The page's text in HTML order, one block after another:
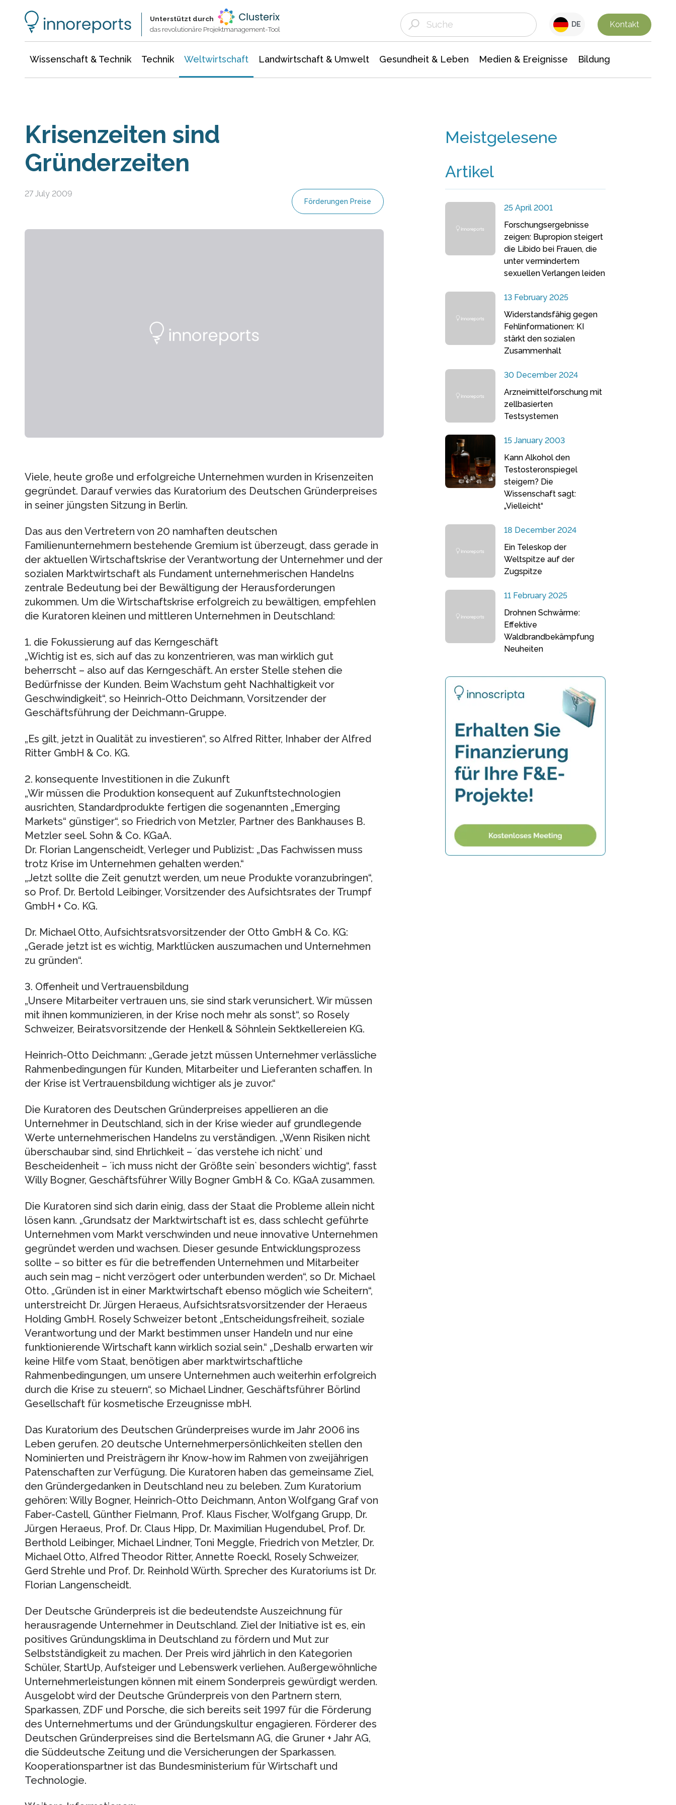
Unterstützt durch
das revolutionäre Projektmanagement-Tool
DE Kontakt
Wissenschaft & Technik Technik Weltwirtschaft Landwirtschaft & Umwelt Gesundheit & Leben Medien & Ereignisse Bildung
Krisenzeiten sind
Gründerzeiten
27 July 2009
Förderungen Preise
Viele, heute große und erfolgreiche Unternehmen wurden in Krisenzeiten
gegründet. Darauf verwies das Kuratorium des Deutschen Gründerpreises
in seiner jüngsten Sitzung in Berlin.
Das aus den Vertretern von 20 namhaften deutschen
Familienunternehmern bestehende Gremium ist überzeugt, dass gerade in
der aktuellen Wirtschaftskrise der Verantwortung der Unternehmer und der
sozialen Marktwirtschaft als Fundament unternehmerischen Handelns
zentrale Bedeutung bei der Bewältigung der Herausforderungen
zukommen. Um die Wirtschaftskrise erfolgreich zu bewältigen, empfehlen
die Kuratoren kleinen und mittleren Unternehmen in Deutschland:
1. die Fokussierung auf das Kerngeschäft
„Wichtig ist es, sich auf das zu konzentrieren, was man wirklich gut
beherrscht – also auf das Kerngeschäft. An erster Stelle stehen die
Bedürfnisse der Kunden. Beim Wachstum geht Nachhaltigkeit vor
Geschwindigkeit“, so Heinrich-Otto Deichmann, Vorsitzender der
Geschäftsführung der Deichmann-Gruppe.
„Es gilt, jetzt in Qualität zu investieren“, so Alfred Ritter, Inhaber der Alfred
Ritter GmbH & Co. KG.
2. konsequente Investitionen in die Zukunft
„Wir müssen die Produktion konsequent auf Zukunftstechnologien
ausrichten, Standardprodukte fertigen die sogenannten „Emerging
Markets“ günstiger“, so Friedrich von Metzler, Partner des Bankhauses B.
Metzler seel. Sohn & Co. KGaA.
Dr. Florian Langenscheidt, Verleger und Publizist: „Das Fachwissen muss
trotz Krise im Unternehmen gehalten werden.“
„Jetzt sollte die Zeit genutzt werden, um neue Produkte voranzubringen“,
so Prof. Dr. Bertold Leibinger, Vorsitzender des Aufsichtsrates der Trumpf
GmbH + Co. KG.
Dr. Michael Otto, Aufsichtsratsvorsitzender der Otto GmbH & Co. KG:
„Gerade jetzt ist es wichtig, Marktlücken auszumachen und Unternehmen
zu gründen“.
3. Offenheit und Vertrauensbildung
„Unsere Mitarbeiter vertrauen uns, sie sind stark verunsichert. Wir müssen
mit ihnen kommunizieren, in der Krise noch mehr als sonst“, so Rosely
Schweizer, Beiratsvorsitzende der Henkell & Söhnlein Sektkellereien KG.
Heinrich-Otto Deichmann: „Gerade jetzt müssen Unternehmer verlässliche
Rahmenbedingungen für Kunden, Mitarbeiter und Lieferanten schaffen. In
der Krise ist Vertrauensbildung wichtiger als je zuvor.“
Die Kuratoren des Deutschen Gründerpreises appellieren an die
Unternehmer in Deutschland, sich in der Krise wieder auf grundlegende
Werte unternehmerischen Handelns zu verständigen. „Wenn Risiken nicht
überschaubar sind, sind Ehrlichkeit – ´das verstehe ich nicht` und
Bescheidenheit – ´ich muss nicht der Größte sein` besonders wichtig“, fasst
Willy Bogner, Geschäftsführer Willy Bogner GmbH & Co. KGaA zusammen.
Die Kuratoren sind sich darin einig, dass der Staat die Probleme allein nicht
lösen kann. „Grundsatz der Marktwirtschaft ist es, dass schlecht geführte
Unternehmen vom Markt verschwinden und neue innovative Unternehmen
gegründet werden und wachsen. Dieser gesunde Entwicklungsprozess
sollte – so bitter es für die betreffenden Unternehmen und Mitarbeiter
auch sein mag – nicht verzögert oder unterbunden werden“, so Dr. Michael
Otto. „Gründen ist in einer Marktwirtschaft ebenso möglich wie Scheitern“,
unterstreicht Dr. Jürgen Heraeus, Aufsichtsratsvorsitzender der Heraeus
Holding GmbH. Rosely Schweizer betont „Entscheidungsfreiheit, soziale
Verantwortung und der Markt bestimmen unser Handeln und nur eine
funktionierende Wirtschaft kann wirklich sozial sein.“ „Deshalb erwarten wir
keine Hilfe vom Staat, benötigen aber marktwirtschaftliche
Rahmenbedingungen, um unsere Unternehmen auch weiterhin erfolgreich
durch die Krise zu steuern“, so Michael Lindner, Geschäftsführer Börlind
Gesellschaft für kosmetische Erzeugnisse mbH.
Das Kuratorium des Deutschen Gründerpreises wurde im Jahr 2006 ins
Leben gerufen. 20 deutsche Unternehmerpersönlichkeiten stellen den
Nominierten und Preisträgern ihr Know-how im Rahmen von zweijährigen
Patenschaften zur Verfügung. Die Kuratoren haben das gemeinsame Ziel,
den Gründergedanken in Deutschland neu zu beleben. Zum Kuratorium
gehören: Willy Bogner, Heinrich-Otto Deichmann, Anton Wolfgang Graf von
Faber-Castell, Günther Fielmann, Prof. Klaus Fischer, Wolfgang Grupp, Dr.
Jürgen Heraeus, Prof. Dr. Claus Hipp, Dr. Maximilian Hugendubel, Prof. Dr.
Berthold Leibinger, Michael Lindner, Toni Meggle, Friedrich von Metzler, Dr.
Michael Otto, Alfred Theodor Ritter, Annette Roeckl, Rosely Schweizer,
Gerd Strehle und Prof. Dr. Reinhold Würth. Sprecher des Kuratoriums ist Dr.
Florian Langenscheidt.
Der Deutsche Gründerpreis ist die bedeutendste Auszeichnung für
herausragende Unternehmer in Deutschland. Ziel der Initiative ist es, ein
positives Gründungsklima in Deutschland zu fördern und Mut zur
Selbstständigkeit zu machen. Der Preis wird jährlich in den Kategorien
Schüler, StartUp, Aufsteiger und Lebenswerk verliehen. Außergewöhnliche
Unternehmerleistungen können mit einem Sonderpreis gewürdigt werden.
Ausgelobt wird der Deutsche Gründerpreis von den Partnern stern,
Sparkassen, ZDF und Porsche, die sich bereits seit 1997 für die Förderung
des Unternehmertums und der Gründungskultur engagieren. Förderer des
Deutschen Gründerpreises sind die Bertelsmann AG, die Gruner + Jahr AG,
die Süddeutsche Zeitung und die Versicherungen der Sparkassen.
Kooperationspartner ist das Bundesministerium für Wirtschaft und
Technologie.
Meistgelesene
Artikel
25 April 2001
Forschungsergebnisse
zeigen: Bupropion steigert
die Libido bei Frauen, die
unter vermindertem
sexuellen Verlangen leiden
13 February 2025
Widerstandsfähig gegen
Fehlinformationen: KI
stärkt den sozialen
Zusammenhalt
30 December 2024
Arzneimittelforschung mit
zellbasierten
Testsystemen
15 January 2003
Kann Alkohol den
Testosteronspiegel
steigern? Die
Wissenschaft sagt:
„Vielleicht“
18 December 2024
Ein Teleskop der
Weltspitze auf der
Zugspitze
11 February 2025
Drohnen Schwärme:
Effektive
Waldbrandbekämpfung
Neuheiten